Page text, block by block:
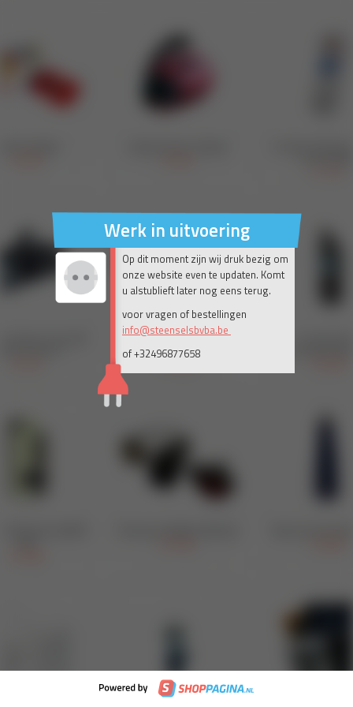
Werk in uitvoering
Op dit moment zijn wij druk bezig om
onze website even te updaten. Komt
u alstublieft later nog eens terug.
voor vragen of bestellingen
info@steenselsbvba.be
of +32496877658